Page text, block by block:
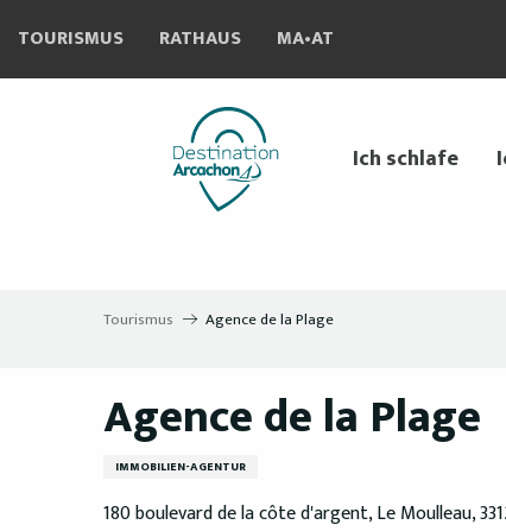
contenu
TOURISMUS RATHAUS MA•AT
Ich schlafe
Tourismus Agence de la Plage
Agence de la Plage
IMMOBILIEN-AGENTUR
180 boulevard de la côte d'argent, Le Moulleau,